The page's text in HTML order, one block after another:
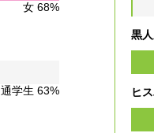
女 68%
通学生 63%
黒
ヒ